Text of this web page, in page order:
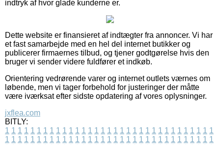
indtryk af hvor glade kunderne er.
Dette website er finansieret af indtægter fra annoncer. Vi har
et fast samarbejde med en hel del internet butikker og
publicerer firmaernes tilbud, og tjener godtgørelse hvis den
bruger vi sender videre fuldfører et indkøb.
Orientering vedrørende varer og internet outlets værnes om
løbende, men vi tager forbehold for justeringer der måtte
være iværksat efter sidste opdatering af vores oplysninger.
jxflea.com
BITLY:
1 1 1 1 1 1 1 1 1 1 1 1 1 1 1 1 1 1 1 1 1 1 1 1 1 1 1 1 1 1 1 1 1
1 1 1 1 1 1 1 1 1 1 1 1 1 1 1 1 1 1 1 1 1 1 1 1 1 1 1 1 1 1 1 1 1